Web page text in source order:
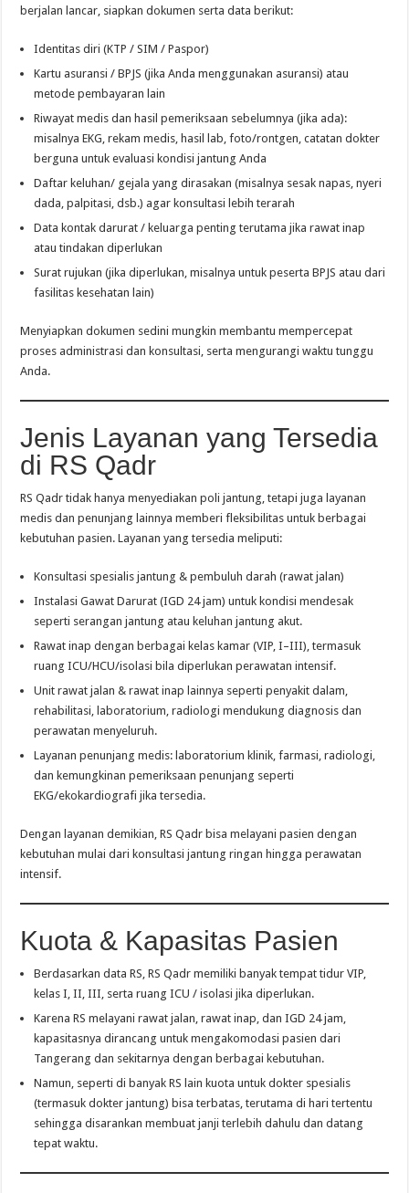
berjalan lancar, siapkan dokumen serta data berikut:
Identitas diri (KTP / SIM / Paspor)
Kartu asuransi / BPJS (jika Anda menggunakan asuransi) atau
metode pembayaran lain
Riwayat medis dan hasil pemeriksaan sebelumnya (jika ada):
misalnya EKG, rekam medis, hasil lab, foto/rontgen, catatan dokter
berguna untuk evaluasi kondisi jantung Anda
Daftar keluhan/ gejala yang dirasakan (misalnya sesak napas, nyeri
dada, palpitasi, dsb.) agar konsultasi lebih terarah
Data kontak darurat / keluarga penting terutama jika rawat inap
atau tindakan diperlukan
Surat rujukan (jika diperlukan, misalnya untuk peserta BPJS atau dari
fasilitas kesehatan lain)
Menyiapkan dokumen sedini mungkin membantu mempercepat
proses administrasi dan konsultasi, serta mengurangi waktu tunggu
Anda.
Jenis Layanan yang Tersedia
di RS Qadr
RS Qadr tidak hanya menyediakan poli jantung, tetapi juga layanan
medis dan penunjang lainnya memberi fleksibilitas untuk berbagai
kebutuhan pasien. Layanan yang tersedia meliputi:
Konsultasi spesialis jantung & pembuluh darah (rawat jalan)
Instalasi Gawat Darurat (IGD 24 jam) untuk kondisi mendesak
seperti serangan jantung atau keluhan jantung akut.
Rawat inap dengan berbagai kelas kamar (VIP, I–III), termasuk
ruang ICU/HCU/isolasi bila diperlukan perawatan intensif.
Unit rawat jalan & rawat inap lainnya seperti penyakit dalam,
rehabilitasi, laboratorium, radiologi mendukung diagnosis dan
perawatan menyeluruh.
Layanan penunjang medis: laboratorium klinik, farmasi, radiologi,
dan kemungkinan pemeriksaan penunjang seperti
EKG/ekokardiografi jika tersedia.
Dengan layanan demikian, RS Qadr bisa melayani pasien dengan
kebutuhan mulai dari konsultasi jantung ringan hingga perawatan
intensif.
Kuota & Kapasitas Pasien
Berdasarkan data RS, RS Qadr memiliki banyak tempat tidur VIP,
kelas I, II, III, serta ruang ICU / isolasi jika diperlukan.
Karena RS melayani rawat jalan, rawat inap, dan IGD 24 jam,
kapasitasnya dirancang untuk mengakomodasi pasien dari
Tangerang dan sekitarnya dengan berbagai kebutuhan.
Namun, seperti di banyak RS lain kuota untuk dokter spesialis
(termasuk dokter jantung) bisa terbatas, terutama di hari tertentu
sehingga disarankan membuat janji terlebih dahulu dan datang
tepat waktu.